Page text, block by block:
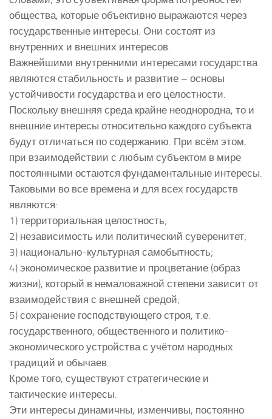
общества, которые объективно выражаются через
государственные интересы. Они состоят из
внутренних и внешних интересов.
Важнейшими внутренними интересами государства
являются стабильность и развитие – основы
устойчивости государства и его целостности.
Поскольку внешняя среда крайне неоднородна, то и
внешние интересы относительно каждого субъекта
будут отличаться по содержанию. При всём этом,
при взаимодействии с любым субъектом в мире
постоянными остаются фундаментальные интересы.
Таковыми во все времена и для всех государств
являются:
1) территориальная целостность;
2) независимость или политический суверенитет;
3) национально-культурная самобытность;
4) экономическое развитие и процветание (образ
жизни), который в немаловажной степени зависит от
взаимодействия с внешней средой;
5) сохранение господствующего строя, т.е.
государственного, общественного и политико-
экономического устройства с учётом народных
традиций и обычаев.
Кроме того, существуют стратегические и
тактические интересы.
Эти интересы динамичны, изменчивы, постоянно